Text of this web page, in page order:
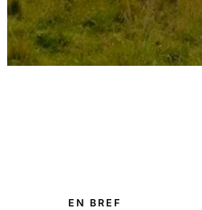
EN BREF